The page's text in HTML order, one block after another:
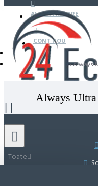
AUTENTIFICARE
CONT NOU
Toate
Always
Always Ultra